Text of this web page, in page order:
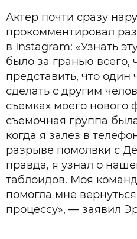
Актер почти сразу
прокомментировал
в Instagram: «Узнать
было за гранью всего,
представить, что один
сделать с другим
съемках моего нового
съемочная группа
когда я залез в
разрыве помолвки с
правда, я узнал о
таблоидов. Моя
помогла мне
процессу», — заявил